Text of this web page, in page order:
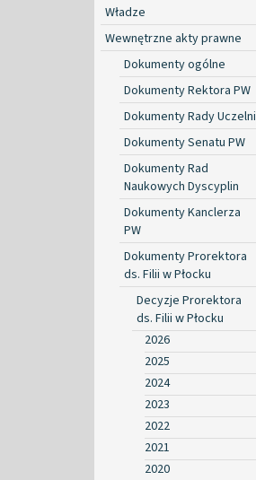
Władze
Wewnętrzne akty prawne
Dokumenty ogólne
Dokumenty Rektora PW
Dokumenty Rady Uczelni
Dokumenty Senatu PW
Dokumenty Rad
Naukowych Dyscyplin
Dokumenty Kanclerza
PW
Dokumenty Prorektora
ds. Filii w Płocku
Decyzje Prorektora
ds. Filii w Płocku
2026
2025
2024
2023
2022
2021
2020